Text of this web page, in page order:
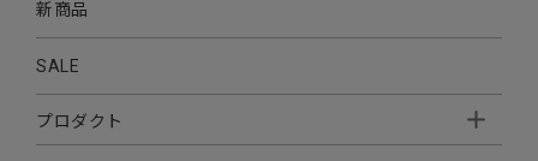
新商品
SALE
プロダクト